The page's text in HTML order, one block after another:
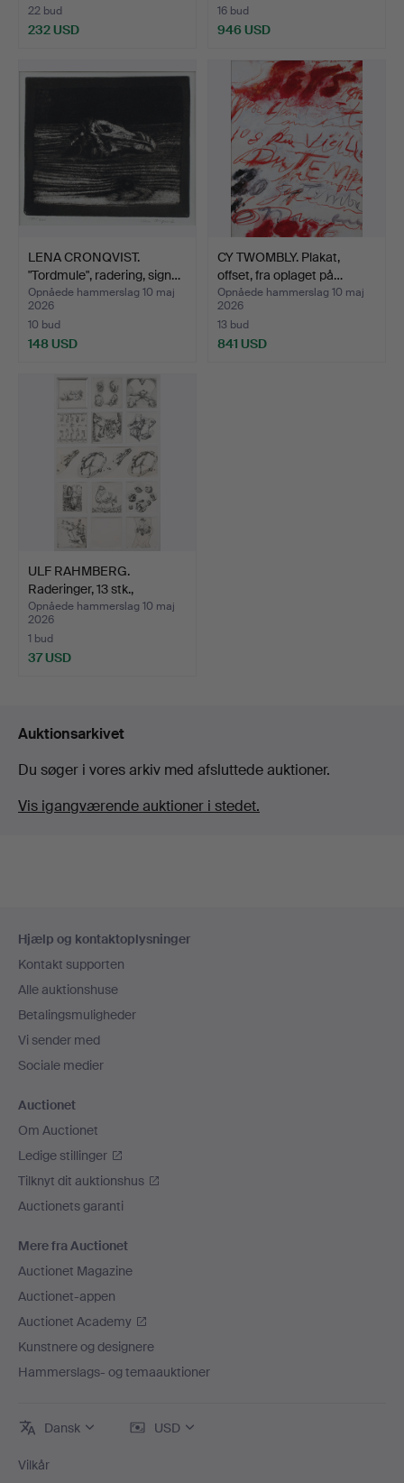
22 bud
232 USD
16 bud
946 USD
genstand
LENA CRONQVIST.
"Tordmule", radering, sign…
Opnåede hammerslag 10 maj
2026
10 bud
148 USD
CY TWOMBLY. Plakat,
offset, fra oplaget på…
Opnåede hammerslag 10 maj
2026
13 bud
841 USD
ULF RAHMBERG.
Raderinger, 13 stk.,
signere…
Opnåede hammerslag 10 maj
2026
1 bud
37 USD
Auktionsarkivet
Du søger i vores arkiv med afsluttede auktioner.
Vis igangværende auktioner i stedet.
Hjælp og kontaktoplysninger
Kontakt supporten
Alle auktionshuse
Betalingsmuligheder
Vi sender med
Sociale medier
Auctionet
Om Auctionet
Ledige stillinger
Tilknyt dit auktionshus
Auctionets garanti
Mere fra Auctionet
Auctionet Magazine
Auctionet-appen
Auctionet Academy
Kunstnere og designere
Hammerslags- og temaauktioner
Dansk USD
Vilkår